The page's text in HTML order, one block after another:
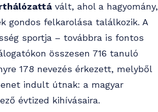
vált, ahol a hagyomány,
gondos felkarolása találkozik. A
sportja – továbbra is fontos
összesen 716 tanuló
178 nevezés érkezett, melyből
indult útnak: a magyar
évtized kihívásaira.